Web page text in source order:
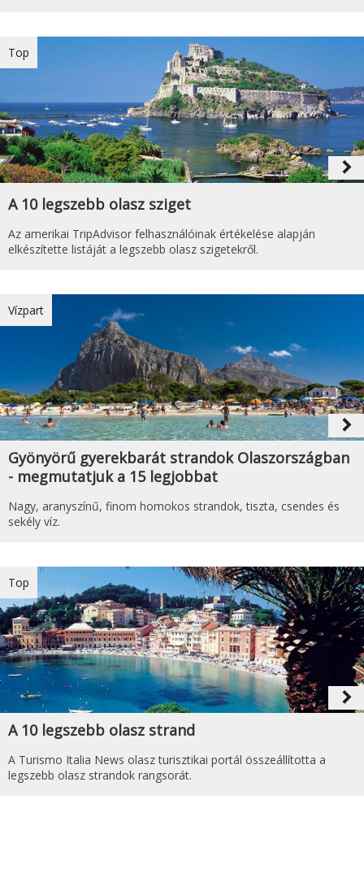
Top
navigate_next
A 10 legszebb olasz sziget
Az amerikai TripAdvisor felhasználóinak értékelése alapján
elkészítette listáját a legszebb olasz szigetekről.
Vízpart
navigate_next
Gyönyörű gyerekbarát strandok Olaszországban
- megmutatjuk a 15 legjobbat
Nagy, aranyszínű, finom homokos strandok, tiszta, csendes és
sekély víz.
Top
navigate_next
A 10 legszebb olasz strand
A Turismo Italia News olasz turisztikai portál összeállította a
legszebb olasz strandok rangsorát.